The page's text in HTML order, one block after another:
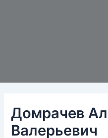
Домрачев
Валерьевич